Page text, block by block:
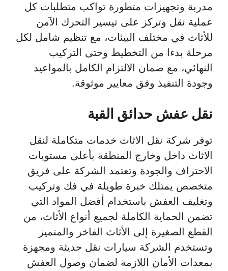
مدربة وتجهيزات متطورة تواكب متطلبات كل
عملية نقل وتركز على تيسير التحرك الآمن
للأثاث في مختلف البيئات، مع تنظيم شامل لكل
مرحلة بدءا من التخطيط وحتى التركيب
النهائي، مع ضمان الالتزام الكامل بالمواعيد
وجودة التنفيذ وفق معايير موثوقة.
نقل عفش حدائق القبة
توفر شركة نقل الاثاث خدمات متكاملة لنقل
الاثاث داخل وخارج المنطقة بأعلى مستويات
الاحتراف والجودة وتعتمد الشركة على فريق
متخصص يمتلك خبرة طويلة في فك وتركيب
وتغليف العفش باستخدام أفضل المواد التي
تضمن الحماية الكاملة لجميع أنواع الأثاث، من
القطع الصغيرة إلى الأثاث الفاخر والمتميز
وتستخدم الشركة سيارات نقل حديثة ومجهزة
بمعدات الأمان اللازمة لضمان وصول العفش